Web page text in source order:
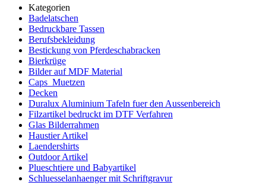
Kategorien
Badelatschen
Bedruckbare Tassen
Berufsbekleidung
Bestickung von Pferdeschabracken
Bierkrüge
Bilder auf MDF Material
Caps_Muetzen
Decken
Duralux Aluminium Tafeln fuer den Aussenbereich
Filzartikel bedruckt im DTF Verfahren
Glas Bilderrahmen
Haustier Artikel
Laendershirts
Outdoor Artikel
Plueschtiere und Babyartikel
Schluesselanhaenger mit Schriftgravur